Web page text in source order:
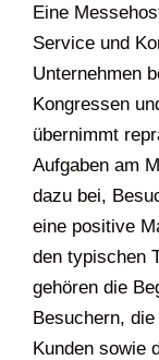
Eine
Service und
Unternehmen
Kongressen
übernimmt
Aufgaben am
dazu bei,
eine positive
den typischen
gehören die
Besuchern,
Kunden sowie